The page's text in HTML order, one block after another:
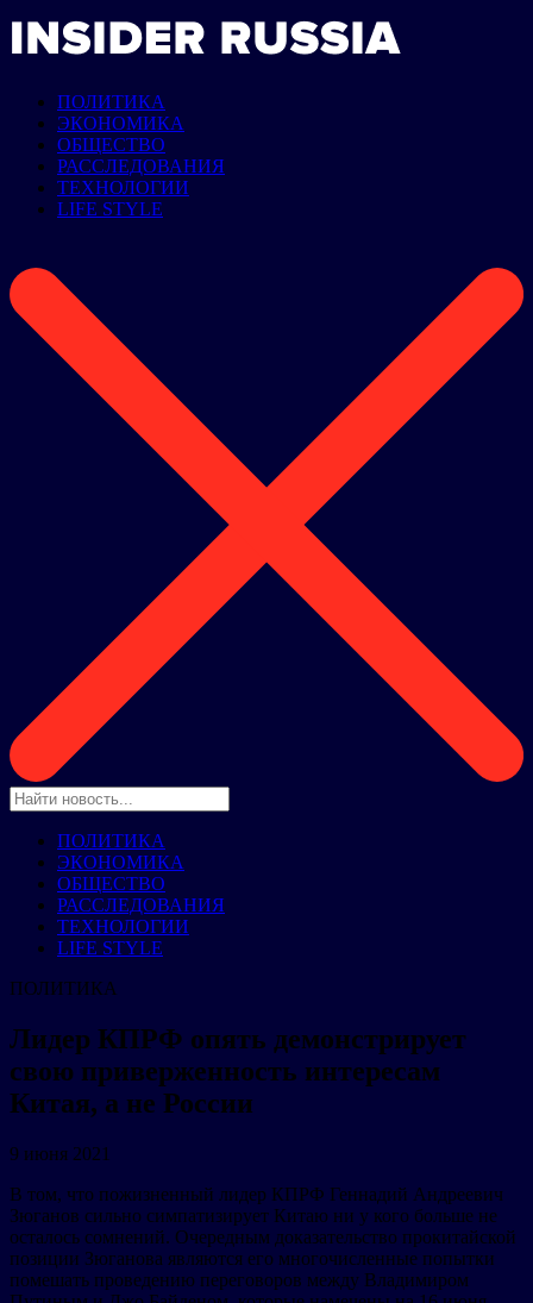
ПОЛИТИКА
ЭКОНОМИКА
ОБЩЕСТВО
РАССЛЕДОВАНИЯ
ТЕХНОЛОГИИ
LIFE STYLE
ПОЛИТИКА
ЭКОНОМИКА
ОБЩЕСТВО
РАССЛЕДОВАНИЯ
ТЕХНОЛОГИИ
LIFE STYLE
ПОЛИТИКА
Лидер КПРФ опять демонстрирует
свою приверженность интересам
Китая, а не России
9 июня 2021
В том, что пожизненный лидер КПРФ Геннадий Андреевич
Зюганов сильно симпатизирует Китаю ни у кого больше не
осталось сомнений. Очередным доказательство прокитайской
позиции Зюганова являются его многочисленные попытки
помешать проведению переговоров между Владимиром